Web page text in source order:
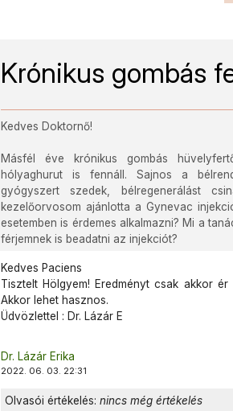
Krónikus gombás
Kedves Doktornő!
Másfél éve krónikus gombás
hólyaghurut is fennáll. Sajnos a
gyógyszert szedek, bélregenerálást
kezelőorvosom ajánlotta a Gynevac
esetemben is érdemes alkalmazni? Mi a
férjemnek is beadatni az injekciót?
Kedves Paciens
Tisztelt Hölgyem! Eredményt csak akkor
Akkor lehet hasznos.
Üdvözlettel : Dr. Lázár E
Dr. Lázár Erika
2022. 06. 03. 22:31
Olvasói értékelés: nincs még értékelés